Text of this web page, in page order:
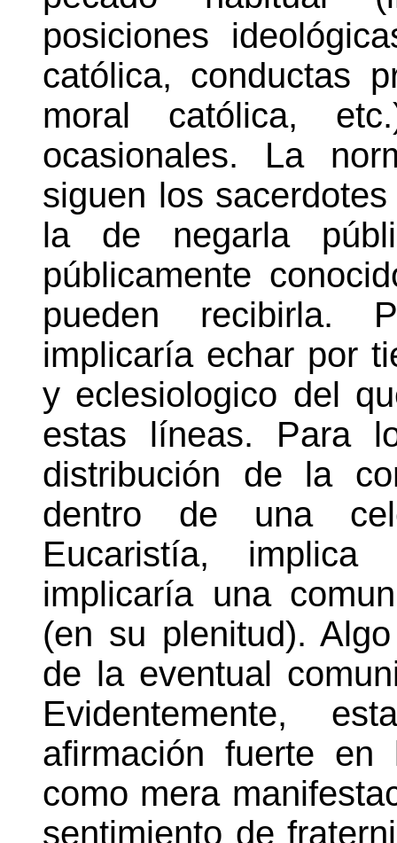
posiciones
católica, conductas
moral católica,
ocasionales. La
siguen los
la de negarla
públicamente
pueden recibirla.
implicaría echar por
y eclesiologico del
estas líneas. Para
distribución de la
dentro de una
Eucaristía, implica
implicaría una
(en su plenitud).
de la eventual
Evidentemente,
afirmación fuerte
como mera
sentimiento de